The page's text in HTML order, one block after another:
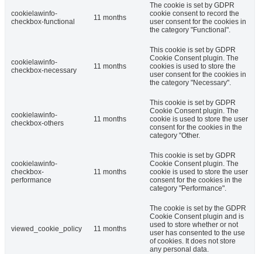
cookielawinfo-
checkbox-functional
11 months
The cookie is set by GDPR
cookie consent to record the
user consent for the cookies in
the category "Functional".
cookielawinfo-
checkbox-necessary
11 months
This cookie is set by GDPR
Cookie Consent plugin. The
cookies is used to store the
user consent for the cookies in
the category "Necessary".
cookielawinfo-
checkbox-others
11 months
This cookie is set by GDPR
Cookie Consent plugin. The
cookie is used to store the user
consent for the cookies in the
category "Other.
cookielawinfo-
checkbox-
performance
11 months
This cookie is set by GDPR
Cookie Consent plugin. The
cookie is used to store the user
consent for the cookies in the
category "Performance".
viewed_cookie_policy 11 months
The cookie is set by the GDPR
Cookie Consent plugin and is
used to store whether or not
user has consented to the use
of cookies. It does not store
any personal data.